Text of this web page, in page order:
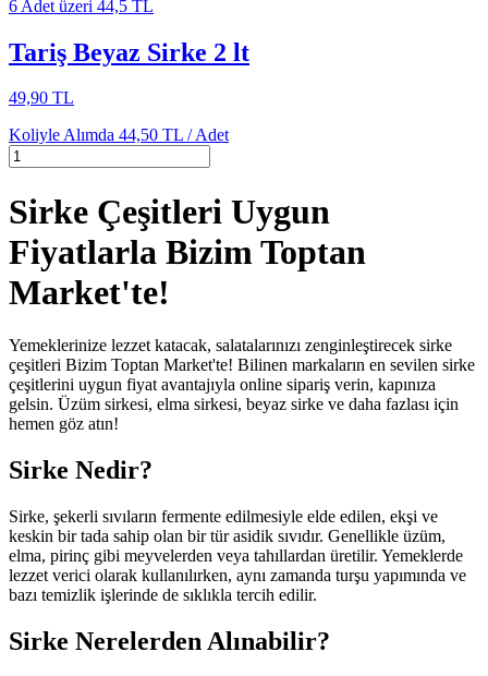
6 Adet üzeri 44,5 TL
Tariş Beyaz Sirke 2 lt
49,90 TL
Koliyle Alımda 44,50 TL /Adet
Sirke Çeşitleri Uygun
Fiyatlarla Bizim Toptan
Market'te!
Yemeklerinize lezzet katacak, salatalarınızı zenginleştirecek sirke
çeşitleri Bizim Toptan Market'te! Bilinen markaların en sevilen sirke
çeşitlerini uygun fiyat avantajıyla online sipariş verin, kapınıza
gelsin. Üzüm sirkesi, elma sirkesi, beyaz sirke ve daha fazlası için
hemen göz atın!
Sirke Nedir?
Sirke, şekerli sıvıların fermente edilmesiyle elde edilen, ekşi ve
keskin bir tada sahip olan bir tür asidik sıvıdır. Genellikle üzüm,
elma, pirinç gibi meyvelerden veya tahıllardan üretilir. Yemeklerde
lezzet verici olarak kullanılırken, aynı zamanda turşu yapımında ve
bazı temizlik işlerinde de sıklıkla tercih edilir.
Sirke Nerelerden Alınabilir?